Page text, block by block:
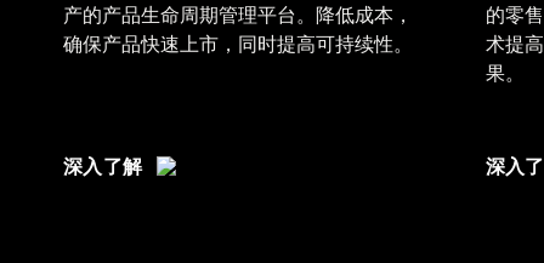
产的产品生命周期管理平台。降低成本，
确保产品快速上市，同时提高可持续性。
深入了解
的零
术提
果。
深入